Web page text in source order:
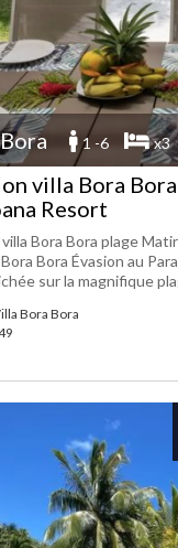
1 -6 x3
villa Bora
Resort
Bora Bora plage
Bora Évasion au
sur la magnifique
Bora Bora